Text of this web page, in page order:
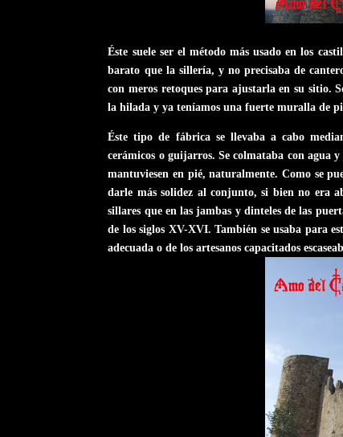
Éste suele ser el método más usado en los
barato que la sillería, y no precisaba de
con meros retoques para ajustarla en su sitio.
la hilada y ya teníamos una fuerte muralla de
Éste tipo de fábrica se llevaba a cabo
cerámicos o guijarros. Se colmataba con agua
mantuviesen en pié, naturalmente. Como se
darle más solidez al conjunto, si bien no era
sillares que en las jambas y dinteles de las
de los siglos XV-XVI. También se usaba para
adecuada o de los artesanos capacitados